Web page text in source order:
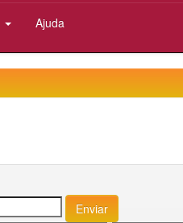
Ajuda